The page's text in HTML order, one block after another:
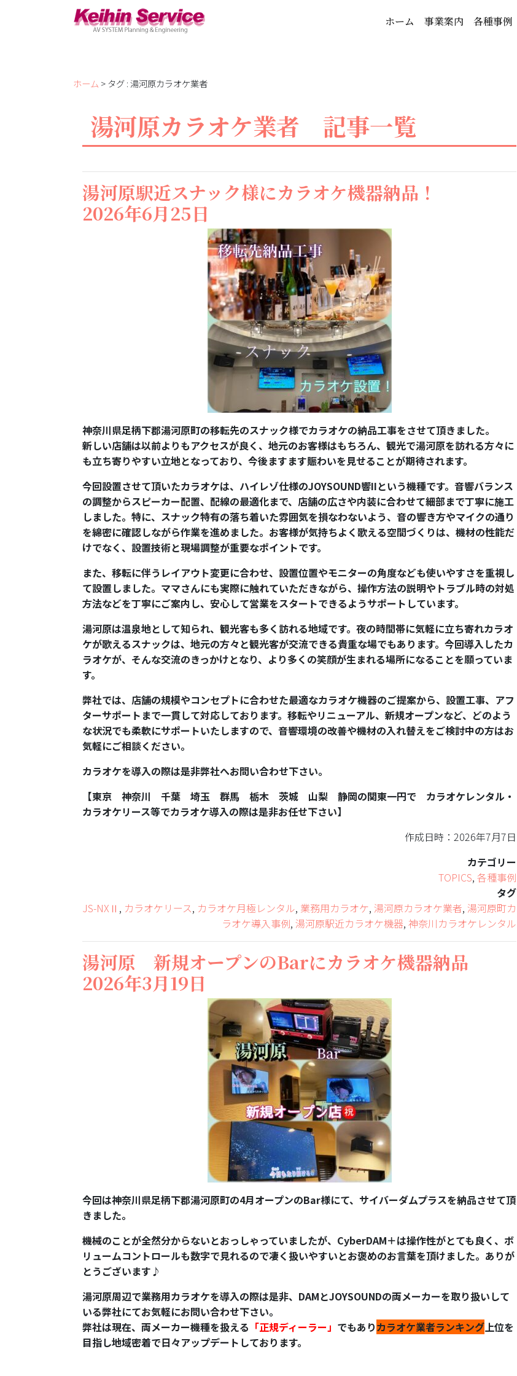
ホーム 事業案内 各種事例
ホーム > タグ : 湯河原カラオケ業者
湯河原カラオケ業者 記事一覧
湯河原駅近スナック様にカラオケ機器納品！
2026年6月25日
神奈川県足柄下郡湯河原町の移転先のスナック様でカラオケの納品工事をさせて頂きました。
新しい店舗は以前よりもアクセスが良く、地元のお客様はもちろん、観光で湯河原を訪れる方々に
も立ち寄りやすい立地となっており、今後ますます賑わいを見せることが期待されます。
今回設置させて頂いたカラオケは、ハイレゾ仕様のJOYSOUND響IIという機種です。音響バランス
の調整からスピーカー配置、配線の最適化まで、店舗の広さや内装に合わせて細部まで丁寧に施工
しました。特に、スナック特有の落ち着いた雰囲気を損なわないよう、音の響き方やマイクの通り
を綿密に確認しながら作業を進めました。お客様が気持ちよく歌える空間づくりは、機材の性能だ
けでなく、設置技術と現場調整が重要なポイントです。
また、移転に伴うレイアウト変更に合わせ、設置位置やモニターの角度なども使いやすさを重視し
て設置しました。ママさんにも実際に触れていただきながら、操作方法の説明やトラブル時の対処
方法などを丁寧にご案内し、安心して営業をスタートできるようサポートしています。
湯河原は温泉地として知られ、観光客も多く訪れる地域です。夜の時間帯に気軽に立ち寄れカラオ
ケが歌えるスナックは、地元の方々と観光客が交流できる貴重な場でもあります。今回導入したカ
ラオケが、そんな交流のきっかけとなり、より多くの笑顔が生まれる場所になることを願っていま
す。
弊社では、店舗の規模やコンセプトに合わせた最適なカラオケ機器のご提案から、設置工事、アフ
ターサポートまで一貫して対応しております。移転やリニューアル、新規オープンなど、どのよう
な状況でも柔軟にサポートいたしますので、音響環境の改善や機材の入れ替えをご検討中の方はお
気軽にご相談ください。
カラオケを導入の際は是非弊社へお問い合わせ下さい。
【東京 神奈川 千葉 埼玉 群馬 栃木 茨城 山梨 静岡の関東一円で カラオケレンタル・
カラオケリース等でカラオケ導入の際は是非お任せ下さい】
作成日時：2026年7月7日
カテゴリー
TOPICS,各種事例
タグ
JS-NXⅡ , カラオケリース, カラオケ月極レンタル, 業務用カラオケ,湯河原カラオケ業者,湯河原町カ
ラオケ導入事例,湯河原駅近カラオケ機器,神奈川カラオケレンタル
湯河原 新規オープンのBarにカラオケ機器納品
2026年3月19日
今回は神奈川県足柄下郡湯河原町の4月オープンのBar様にて、サイバーダムプラスを納品させて頂
きました。
機械のことが全然分からないとおっしゃっていましたが、CyberDAM＋は操作性がとても良く、ボ
リュームコントロールも数字で見れるので凄く扱いやすいとお褒めのお言葉を頂けました。ありが
とうございます♪
湯河原周辺で業務用カラオケを導入の際は是非、DAMとJOYSOUNDの両メーカーを取り扱いして
いる弊社にてお気軽にお問い合わせ下さい。
弊社は現在、両メーカー機種を扱える 「正規ディーラー」 でもありカラオケ業者ランキング上位を
目指し地域密着で日々アップデートしております。